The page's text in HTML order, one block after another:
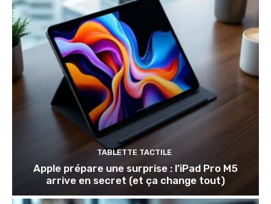
TABLETTE TACTILE
Apple prépare une surprise : l’iPad Pro M5
arrive en secret (et ça change tout)